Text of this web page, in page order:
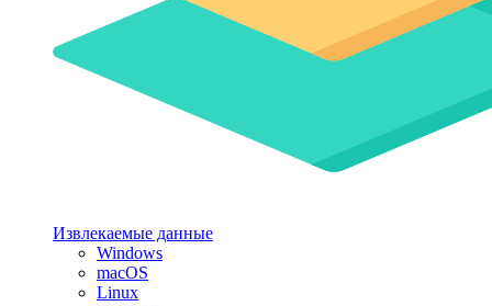
Извлекаемые данные
Windows
macOS
Linux